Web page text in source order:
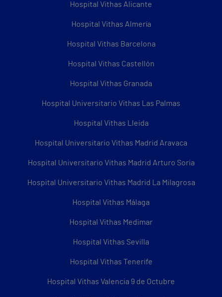
Hospital Vithas Alicante
Hospital Vithas Almería
Hospital Vithas Barcelona
Hospital Vithas Castellón
Hospital Vithas Granada
Hospital Universitario Vithas Las Palmas
Hospital Vithas Lleida
Hospital Universitario Vithas Madrid Aravaca
Hospital Universitario Vithas Madrid Arturo Soria
Hospital Universitario Vithas Madrid La Milagrosa
Hospital Vithas Málaga
Hospital Vithas Medimar
Hospital Vithas Sevilla
Hospital Vithas Tenerife
Hospital Vithas Valencia 9 de Octubre